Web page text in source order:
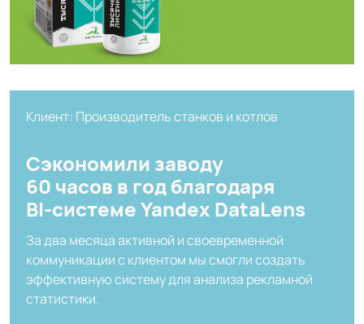
Клиент: Производитель станков и котлов
Сэкономили заводу
60 часов в год благодаря
BI-системе Yandex DataLens
За два месяца активной и своевременной
коммуникации с клиентом мы смогли создать
эффективную систему для анализа рекламной
статистики.